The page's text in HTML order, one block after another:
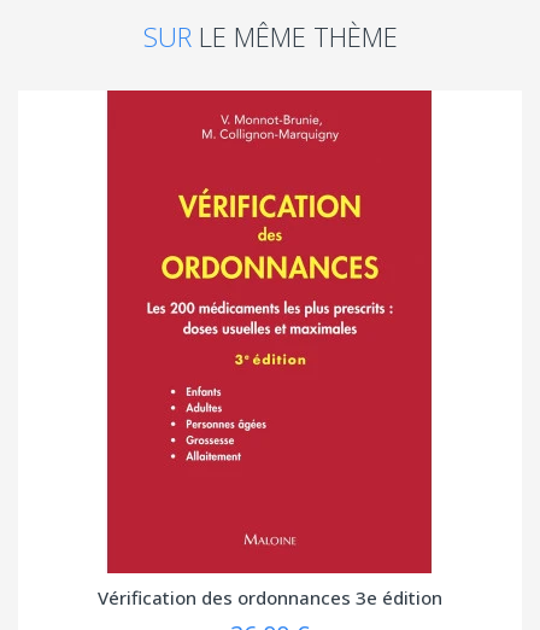
SUR LE MÊME THÈME
Vérification des ordonnances 3e édition